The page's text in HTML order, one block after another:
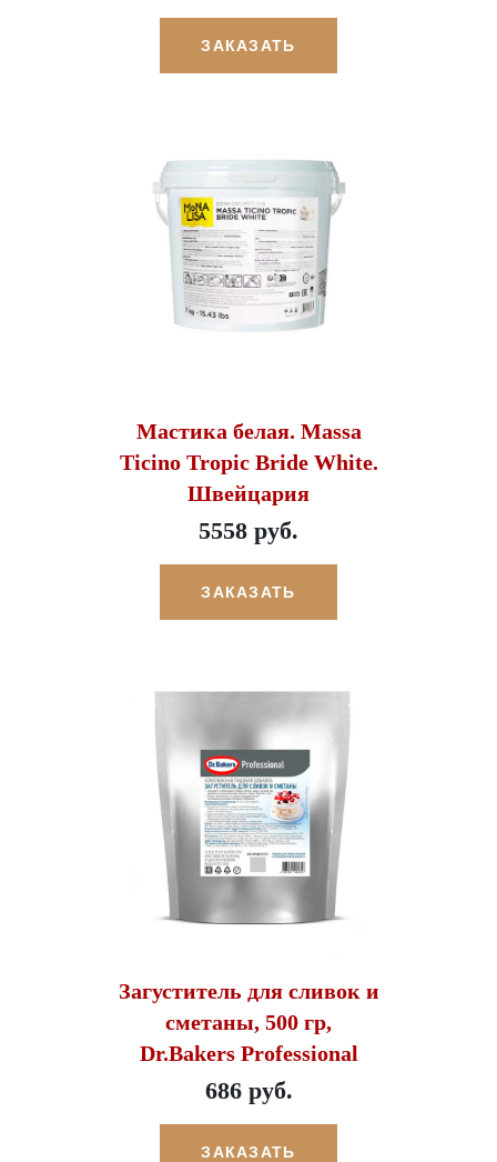
ЗАКАЗАТЬ
Мастика белая. Massa
Ticino Tropic Bride White.
Швейцария
5558 руб.
ЗАКАЗАТЬ
Загуститель для сливок и
сметаны, 500 гр,
Dr.Bakers Professional
686 руб.
ЗАКАЗАТЬ